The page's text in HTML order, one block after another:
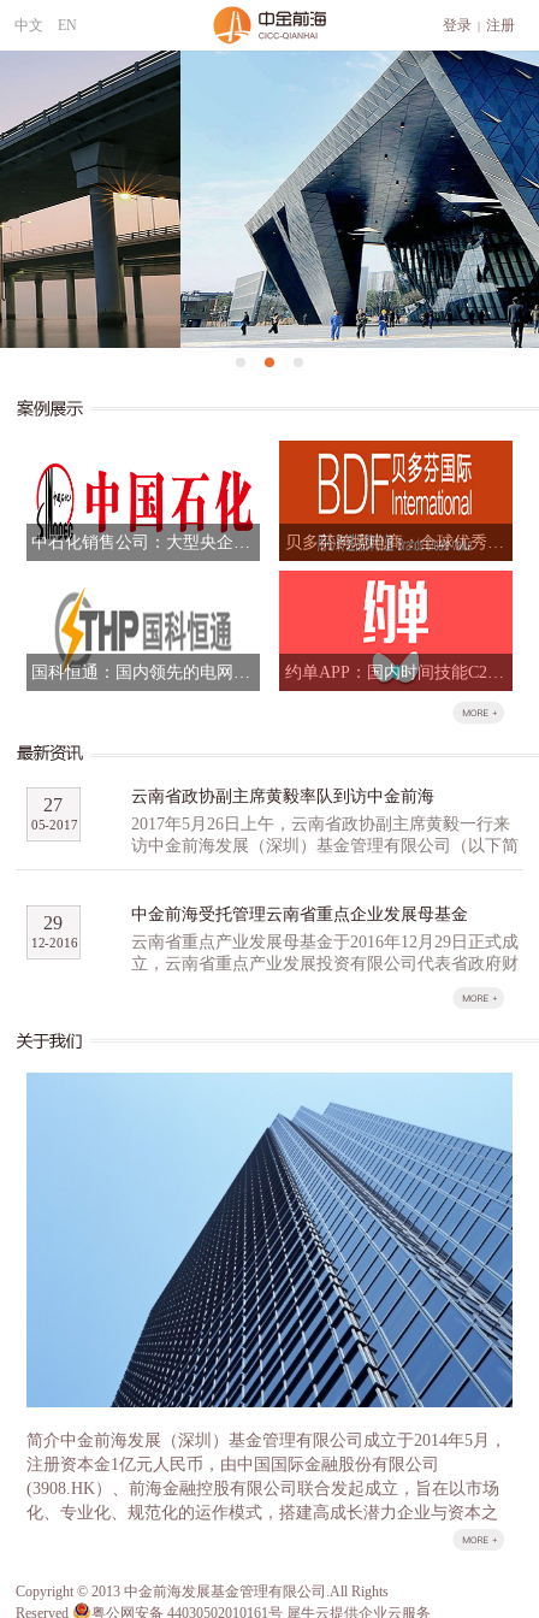
中文 EN 登录 | 注册
中石化销售公司：大型央企混合所有制改革标志性项目 贝多芬跨境电商：全球优秀品牌跨境B2B全网运营商
国科恒通：国内领先的电网信息化解决方案提供商 约单APP：国内时间技能C2C交易平台
云南省政协副主席黄毅率队到访中金前海
2017年5月26日上午，云南省政协副主席黄毅一行来
访中金前海发展（深圳）基金管理有限公司（以下简
称“中金前海”），与中金前海副总经理石明达、董事
业发展母基金（以下简称“云南母基金”）等事宜进行
了深入研讨交流。 黄毅一行对公司的产业基金
管理经验和投资项目进行了重点了解，并就云南生物
及高原特色农业创新创业产业园区的提案，以及配套
的孵化招商投融资方面经验进行了广泛的探讨。他表
通。 中金前海副总经理石明达首先介绍了中金
前海的基本情况和发展历程，总结了前海自贸区在产
业基金及特色小镇方面的经验。 中金前海董事总经
理胡祺昊则作为云南母基金的主要负责人，对中金前
海管理的云南母基金、氢能源基金等重要的区域性、
行业性代表基金做了介绍，并交流了过去几年公司投
资的重要项目，如中石化、百果园、坚果微影院、万
色城等。其中中国果业龙头百果园项目因为与云南的
农业科技和高原特色产业相关度高，经营模式先进，
规模领先、受到大家的重点关注和热烈讨论，昭通野
苹果案例更是令云南的客人赞叹不已。宾主相约邀请
百果园的管理层与云南农科院以及高原特色果业的龙
头企业进行成体系的对接，推动实现高品质云南水果
跨省跨季，市场驱动的良性发展。 目前，中金
前海实际投资规模已达130亿元，管理资产规模超200
亿。不仅获得证券时报评选的2016年最具成长性创投
机构称号，中金前海董事总经理胡祺昊也获得了2016
年最佳新锐投资人的称号，所投项目多次入选清科、
投中等行业领先排名。其股东中金公司和前海金控分
别管理着国家新兴产业创业投资引导基金、成都前海
2017
-
05
27
中金前海受托管理云南省重点企业发展母基金
云南省重点产业发展母基金于2016年12月29日正式成
立，云南省重点产业发展投资有限公司代表省政府财
基金、尚融资本、百果园等多家机构作为第一批战略
规模。 云南省重点产业发展基金分为母基金和子基
改革委牵头，委托中金前海（深圳）基金管理有限公
司负责具体运营管理。省政府授权省发展改革委履行
政府出资人职责，首期整合省级财政资金16亿元，逐
年整合省级财政中扶持产业发展50%左右的存量资金
以及全部新增投入部分，加上子基金收益的滚动使
用，5年争取整合100亿元左右资金作为引导资金，母
基金管理公司按照1:1-1:2的比例进行社会募集，首期
母基金规模达到32亿元-48亿元、5年达到200亿元-300
亿元。 子基金由各重点产业领导小组牵头，按照“一
个产业、一支基金”的思路，分别设立8个重点产业发
展子基金，同时设立1个并购基金和1个国际产能合作
基金服务8个重点产业，按照“成熟一支、设立一
支”的原则，经母基金管理人中金前海（深圳）基金
管理有限公司核准设立。 云南省发展改革委作为政
情况，确保基金稳健运作。设立产业投资基金是一项
重大改革和创新工作，对于更好发挥财政资金对社会
资金的引导作用，充分发挥市场在资源配置中的决定
性作用，优化财政资金支持方式，顺利推进重点产业
2016
-
12
29
关于我们
简介中金前海发展（深圳）基金管理有限公司成立于2014年5月，
注册资本金1亿元人民币，由中国国际金融股份有限公司
(3908.HK）、前海金融控股有限公司联合发起成立，旨在以市场
化、专业化、规范化的运作模式，搭建高成长潜力企业与资本之
间的桥梁。 荣誉公司于2014年底荣获由深圳市前海管理局、前海
Copyright © 2013 中金前海发展基金管理有限公司.All Rights
Reserved
粤公网安备 44030502010161号 犀牛云提供企业云服务